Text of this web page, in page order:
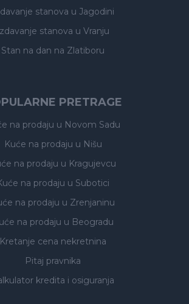
stanova u Jagodini
stanova u Vranju
Stan na dan na Zlatiboru
PRETRAGE
na prodaju u Novom Sadu
Kuće na prodaju u Nišu
na prodaju u Kragujevcu
na prodaju u Subotici
na prodaju u Zrenjaninu
na prodaju u Beogradu
Kretanje cena nekretnina
Pitaj pravnika
kredita i osiguranja